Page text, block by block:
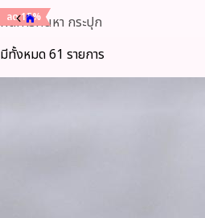
ผลการค้นหา กระปุก
มีทั้งหมด 61 รายการ
ลด 15%
ลด 15%